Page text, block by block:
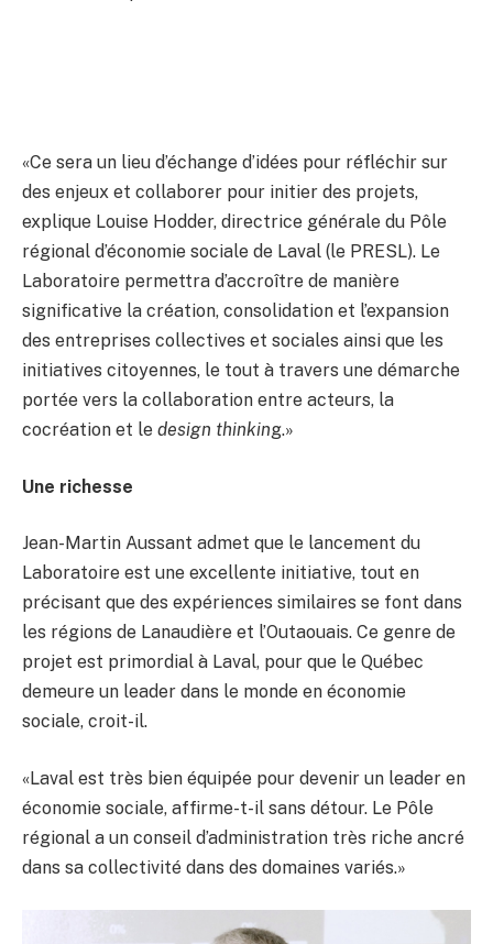
«Ce sera un lieu d’échange d’idées pour réfléchir sur
des enjeux et collaborer pour initier des projets,
explique Louise Hodder, directrice générale du Pôle
régional d’économie sociale de Laval (le PRESL). Le
Laboratoire permettra d’accroître de manière
significative la création, consolidation et l’expansion
des entreprises collectives et sociales ainsi que les
initiatives citoyennes, le tout à travers une démarche
portée vers la collaboration entre acteurs, la
cocréation et le design thinking.»
Une richesse
Jean-Martin Aussant admet que le lancement du
Laboratoire est une excellente initiative, tout en
précisant que des expériences similaires se font dans
les régions de Lanaudière et l’Outaouais. Ce genre de
projet est primordial à Laval, pour que le Québec
demeure un leader dans le monde en économie
sociale, croit-il.
«Laval est très bien équipée pour devenir un leader en
économie sociale, affirme-t-il sans détour. Le Pôle
régional a un conseil d’administration très riche ancré
dans sa collectivité dans des domaines variés.»